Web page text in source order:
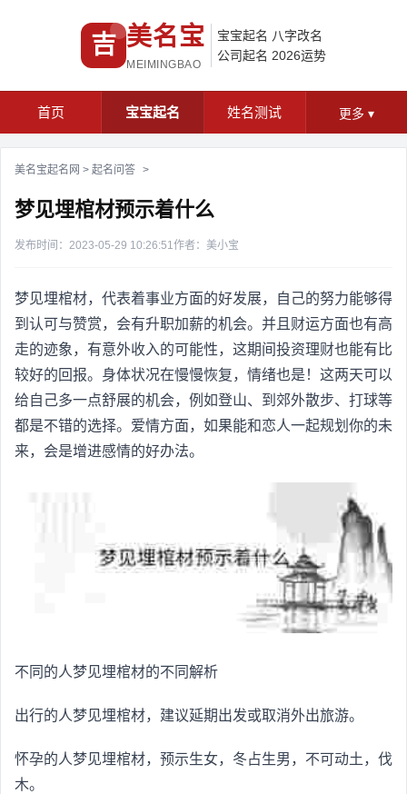
吉 美名宝
MEIMINGBAO
宝宝起名 八字改名
公司起名 2026运势
首页 宝宝起名 姓名测试 更多 ▾
美名宝起名网 > 起名问答 >
梦见埋棺材预示着什么
发布时间：2023-05-29 10:26:51作者：美小宝
梦见埋棺材，代表着事业方面的好发展，自己的努力能够得
到认可与赞赏，会有升职加薪的机会。并且财运方面也有高
走的迹象，有意外收入的可能性，这期间投资理财也能有比
较好的回报。身体状况在慢慢恢复，情绪也是！这两天可以
给自己多一点舒展的机会，例如登山、到郊外散步、打球等
都是不错的选择。爱情方面，如果能和恋人一起规划你的未
来，会是增进感情的好办法。
不同的人梦见埋棺材的不同解析
出行的人梦见埋棺材，建议延期出发或取消外出旅游。
怀孕的人梦见埋棺材，预示生女，冬占生男，不可动土，伐
木。